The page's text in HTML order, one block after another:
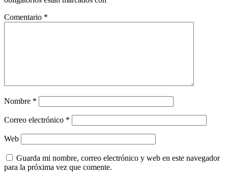
Comentario *
Nombre *
Correo electrónico *
Web
Guarda mi nombre, correo electrónico y web en este navegador
para la próxima vez que comente.